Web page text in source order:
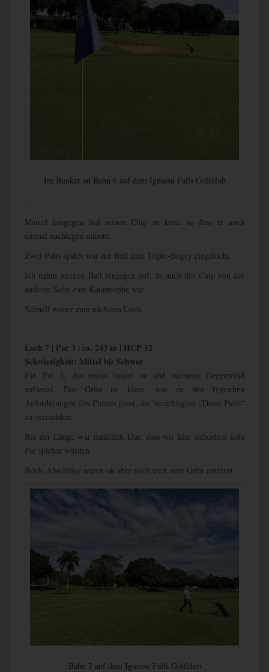
Im Bunker an Bahn 6 auf dem Iguassu Falls Golfclub
Marcel hingegen ließ seinen Chip zu kurz, so dass er noch
einmal nachlegen musste.
Zwei Putts später war der Ball zum Triple-Bogey eingelocht.
Ich nahm meinen Ball hingegen auf, da auch der Chip von der
anderen Seite eine Katastrophe war.
Schnell weiter zum nächsten Loch.
Loch 7 | Par 3 | ca. 243 m | HCP 12
Schwierigkeit: Mittel bis Schwer
Ein Par 3, das etwas länger ist und meistens Gegenwind
aufweist. Das Grün ist klein, was zu den typischen
Anforderungen des Platzes passt, die berüchtigten „Three-Putts“
zu vermeiden.
Bei der Länge war natürlich klar, dass wir hier sicherlich kein
Par spielen würden.
Beide Abschläge waren ok aber noch weit vom Grün entfernt.
Bahn 7 auf dem Iguassu Falls Golfclub